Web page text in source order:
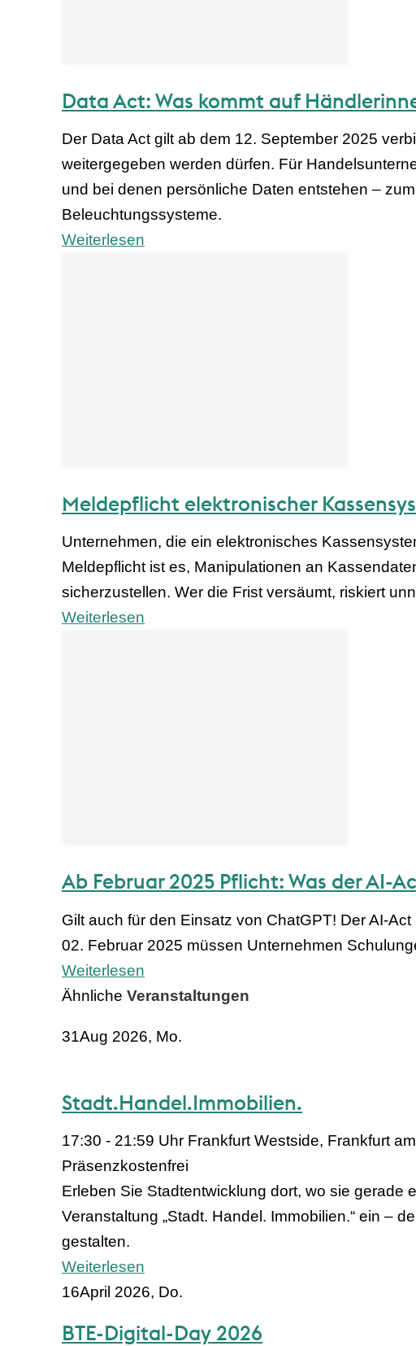
Data Act: Was kommt auf
Der Data Act gilt ab dem 12. September 2025
weitergegeben werden dürfen. Für
und bei denen persönliche Daten entstehen –
Beleuchtungssysteme.
Weiterlesen
Meldepflicht elektronischer
Unternehmen, die ein elektronisches
Meldepflicht ist es, Manipulationen an
sicherzustellen. Wer die Frist versäumt, riskiert
Weiterlesen
Ab Februar 2025 Pflicht: Was der AI-
Gilt auch für den Einsatz von ChatGPT! Der AI-
02. Februar 2025 müssen Unternehmen
Weiterlesen
Ähnliche Veranstaltungen
31Aug 2026, Mo.
Stadt.Handel.Immobilien.
17:30 - 21:59 Uhr Frankfurt Westside, Frankfurt
Präsenzkostenfrei
Erleben Sie Stadtentwicklung dort, wo sie gerade
Veranstaltung „Stadt. Handel. Immobilien.“ ein –
gestalten.
Weiterlesen
16April 2026, Do.
BTE-Digital-Day 2026